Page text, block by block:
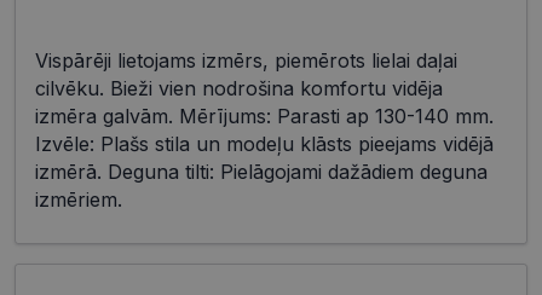
Vispārēji lietojams izmērs, piemērots lielai daļai
cilvēku. Bieži vien nodrošina komfortu vidēja
izmēra galvām. Mērījums: Parasti ap 130-140 mm.
Izvēle: Plašs stila un modeļu klāsts pieejams vidējā
izmērā. Deguna tilti: Pielāgojami dažādiem deguna
izmēriem.